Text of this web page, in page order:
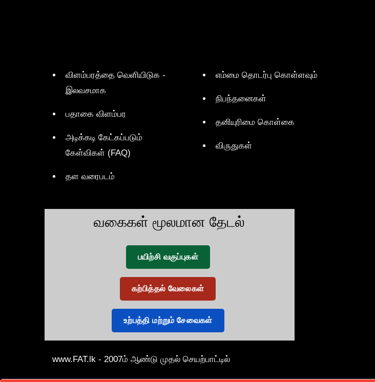
விளம்பரத்தை வெளியிடுக -
இலவசமாக
பதாகை விளம்பர
அடிக்கடி கேட்கப்படும்
கேள்விகள் (FAQ)
தள வரைபடம்
எம்மை தொடர்பு கொள்ளவும்
நிபந்தனைகள்
தனியுரிமை கொள்கை
விருதுகள்
வகைகள் மூலமான தேடல்
பயிற்சி வகுப்புகள்
கற்பித்தல் வேலைகள்
உற்பத்தி மற்றும் சேவைகள்
www.FAT.lk - 2007ம் ஆண்டு முதல் செயற்பாட்டில்